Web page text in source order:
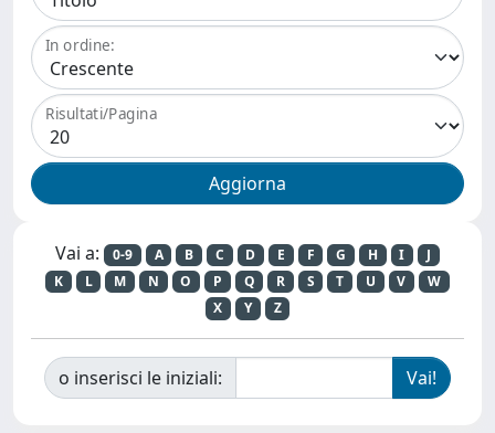
In ordine:
Risultati/Pagina
Vai a: 0-9 A B C D E F G H I
J
K
L M N O P Q R S T U V
W
X
Y Z
o inserisci le iniziali: